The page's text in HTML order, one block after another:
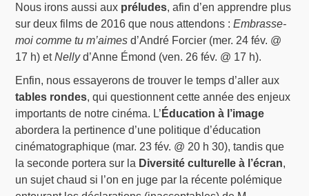
Nous irons aussi aux préludes, afin d’en apprendre plus
sur deux films de 2016 que nous attendons :Embrasse-
moi comme tu m’aimes d’André Forcier (mer. 24 fév. @
17 h) etNellyd’Anne Émond (ven. 26 fév. @ 17 h).
Enfin, nous essayerons de trouver le temps d’aller aux
tables rondes, qui questionnent cette année des enjeux
importants de notre cinéma. L’ Éducation à l’image
abordera la pertinence d’une politique d’éducation
cinématographique (mar. 23 fév. @ 20 h 30), tandis que
la seconde portera sur la Diversité culturelle à l’écran,
un sujet chaud si l’on en juge par la récente polémique